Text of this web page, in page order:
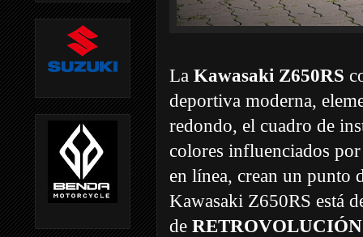
La Kawasaki Z650RS
deportiva moderna,
redondo, el cuadro de
colores influenciados
en línea, crean un punto
Kawasaki Z650RS está
de RETROVOLUCIÓN